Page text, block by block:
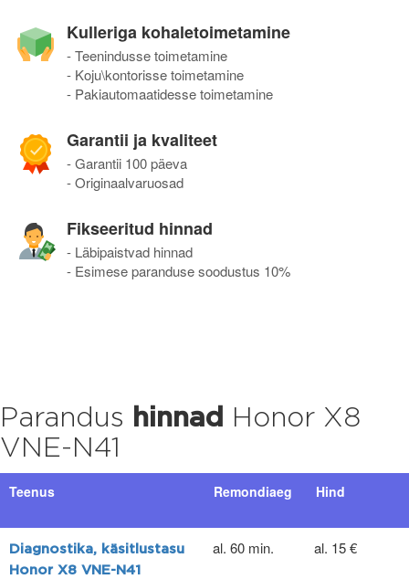
Kulleriga kohaletoimetamine
- Teenindusse toimetamine
- Koju\kontorisse toimetamine
- Pakiautomaatidesse toimetamine
Garantii ja kvaliteet
- Garantii 100 päeva
- Originaalvaruosad
Fikseeritud hinnad
- Läbipaistvad hinnad
- Esimese paranduse soodustus 10%
Parandus hinnad
Honor X8
VNE-N41
Teenus Remondiaeg Hind
Diagnostika, käsitlustasu
Honor X8 VNE-N41
al. 60 min. al. 15 €